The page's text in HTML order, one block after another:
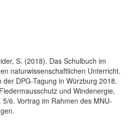
S. (2018). Das Schulbuch im
naturwissenschaftlichen Unterricht.
der DPG-Tagung in Würzburg 2018.
und Windenergie,
6. Vortrag im Rahmen des MNU-